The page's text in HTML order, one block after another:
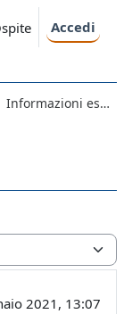
Accedi
Informazioni esame QFT
2021, 13:07